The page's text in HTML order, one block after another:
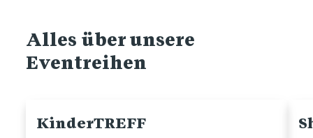
Alles über unsere
Eventreihen
KinderTREFF